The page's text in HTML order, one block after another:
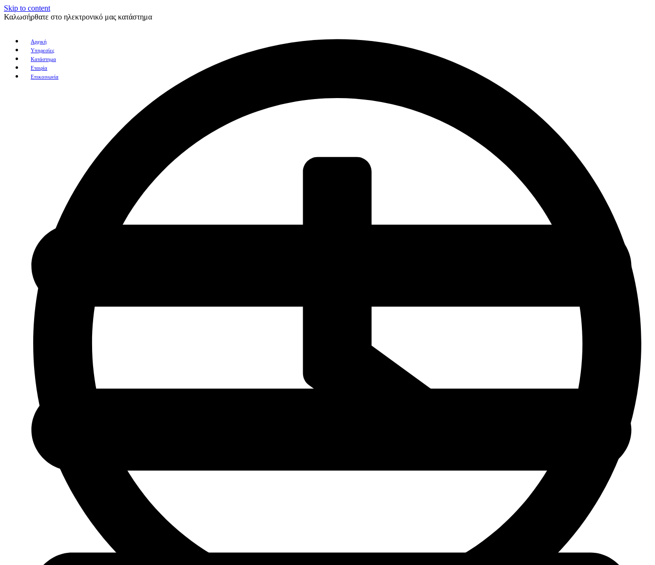
Skip to content
Καλωσήρθατε στο ηλεκτρονικό μας κατάστημα
Αρχική
Υπηρεσίες
Κατάστημα
Εταιρία
Επικοινωνία